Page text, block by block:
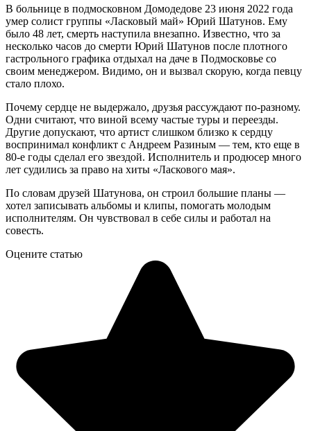
В больнице в подмосковном Домодедове 23 июня 2022 года
умер солист группы «Ласковый май» Юрий Шатунов. Ему
было 48 лет, смерть наступила внезапно. Известно, что за
несколько часов до смерти Юрий Шатунов после плотного
гастрольного графика отдыхал на даче в Подмосковье со
своим менеджером. Видимо, он и вызвал скорую, когда певцу
стало плохо.
Почему сердце не выдержало, друзья рассуждают по-разному.
Одни считают, что виной всему частые туры и переезды.
Другие допускают, что артист слишком близко к сердцу
воспринимал конфликт с Андреем Разиным — тем, кто еще в
80-е годы сделал его звездой. Исполнитель и продюсер много
лет судились за право на хиты «Ласкового мая».
По словам друзей Шатунова, он строил большие планы —
хотел записывать альбомы и клипы, помогать молодым
исполнителям. Он чувствовал в себе силы и работал на
совесть.
Оцените статью